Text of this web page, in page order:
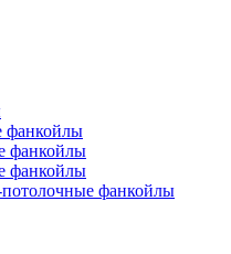
фанкойлы
фанкойлы
фанкойлы
фанкойлы